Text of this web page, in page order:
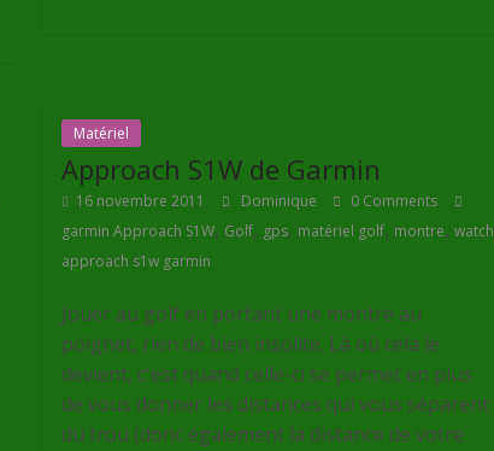
Matériel
Approach S1W de Garmin
16 novembre 2011 Dominique
0 Comments
garmin Approach S1W, Golf, gps, matériel golf, montre,watch
approach s1w garmin
Jouer au golf en portant une montre au
poignet, rien de bien insolite. Là où cela le
devient, c'est quand celle-ci se permet en plus
de vous donner les distances qui vous séparent
du trou (donc également la distance de votre